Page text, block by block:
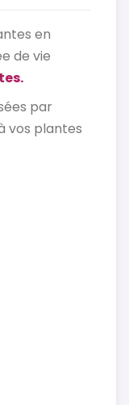
en
de vie
par
vos plantes